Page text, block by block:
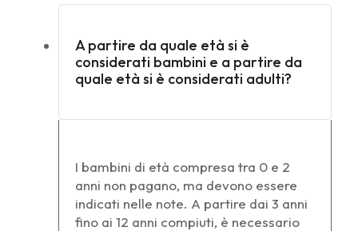
A partire da quale età si è
considerati bambini e a partire da
quale età si è considerati adulti?
I bambini di età compresa tra 0 e 2
anni non pagano, ma devono essere
indicati nelle note. A partire dai 3 anni
fino ai 12 anni compiuti, è necessario